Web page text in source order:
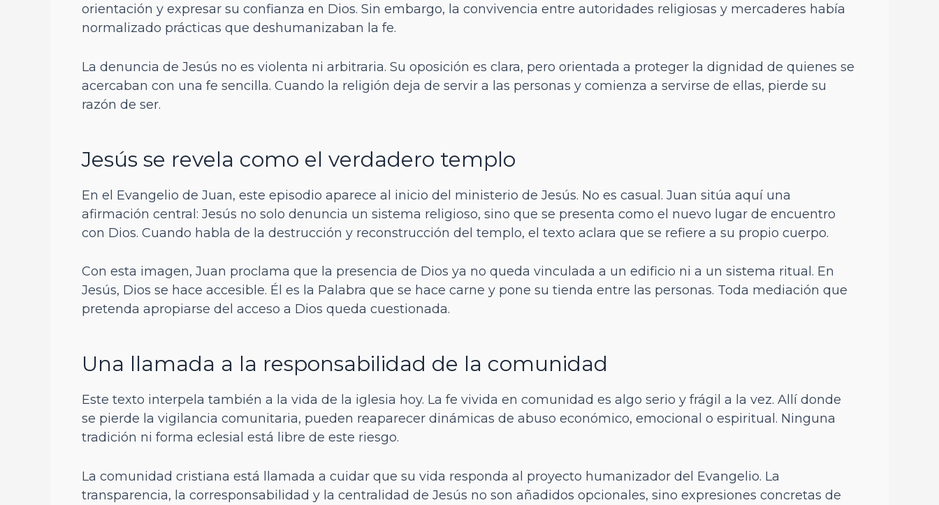
orientación y expresar su confianza en Dios. Sin embargo, la convivencia entre autoridades religiosas y mercaderes había
normalizado prácticas que deshumanizaban la fe.
La denuncia de Jesús no es violenta ni arbitraria. Su oposición es clara, pero orientada a proteger la dignidad de quienes se
acercaban con una fe sencilla. Cuando la religión deja de servir a las personas y comienza a servirse de ellas, pierde su
razón de ser.
Jesús se revela como el verdadero templo
En el Evangelio de Juan, este episodio aparece al inicio del ministerio de Jesús. No es casual. Juan sitúa aquí una
afirmación central: Jesús no solo denuncia un sistema religioso, sino que se presenta como el nuevo lugar de encuentro
con Dios. Cuando habla de la destrucción y reconstrucción del templo, el texto aclara que se refiere a su propio cuerpo.
Con esta imagen, Juan proclama que la presencia de Dios ya no queda vinculada a un edificio ni a un sistema ritual. En
Jesús, Dios se hace accesible. Él es la Palabra que se hace carne y pone su tienda entre las personas. Toda mediación que
pretenda apropiarse del acceso a Dios queda cuestionada.
Una llamada a la responsabilidad de la comunidad
Este texto interpela también a la vida de la iglesia hoy. La fe vivida en comunidad es algo serio y frágil a la vez. Allí donde
se pierde la vigilancia comunitaria, pueden reaparecer dinámicas de abuso económico, emocional o espiritual. Ninguna
tradición ni forma eclesial está libre de este riesgo.
La comunidad cristiana está llamada a cuidar que su vida responda al proyecto humanizador del Evangelio. La
transparencia, la corresponsabilidad y la centralidad de Jesús no son añadidos opcionales, sino expresiones concretas de